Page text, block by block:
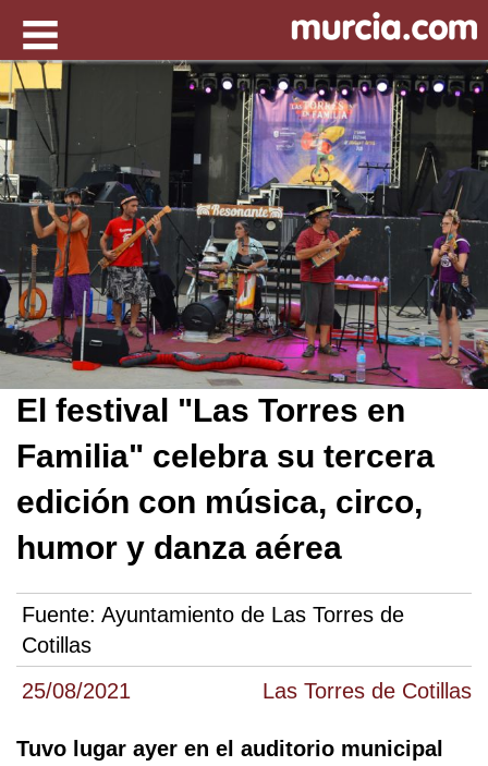
25/08/2021 Las Torres de Cotillas
El festival "Las Torres en
Familia" celebra su tercera
edición con música, circo,
humor y danza aérea
Fuente: Ayuntamiento de Las Torres de
Cotillas
Tuvo lugar ayer en el auditorio municipal